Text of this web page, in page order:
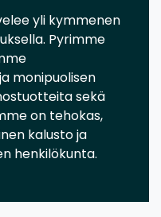
yli kymmenen
Pyrimme
monipuolisen
sekä
on tehokas,
kalusto ja
henkilökunta.